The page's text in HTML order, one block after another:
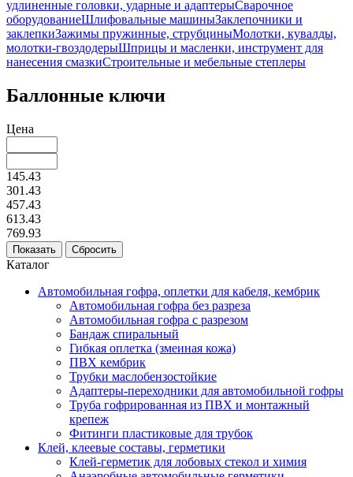
удлиненные головки, ударные и адаптерыСварочное
оборудованиеШлифовальные машиныЗаклепочники и
заклепкиЗажимы пружинные, струбциныМолотки, кувалды,
молотки-гвоздодерыШприцы и масленки, инструмент для
нанесения смазкиСтроительные и мебельные степлеры
Баллонные ключи
Цена
145.43
301.43
457.43
613.43
769.93
Каталог
Автомобильная гофра, оплетки для кабеля, кембрик
Автомобильная гофра без разреза
Автомобильная гофра с разрезом
Бандаж спиральный
Гибкая оплетка (змеиная кожа)
ПВХ кембрик
Трубки маслобензостойкие
Адаптеры-переходники для автомобильной гофры
Труба гофрированная из ПВХ и монтажный
крепеж
Фитинги пластиковые для трубок
Клей, клеевые составы, герметики
Клей-герметик для лобовых стекол и химия